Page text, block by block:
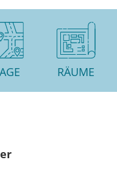
RÄUME